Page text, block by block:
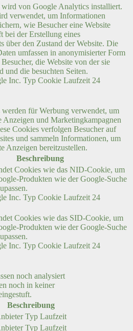
wird von Google Analytics installiert.
verwendet, um Informationen
wie Besucher eine Website
bei der Erstellung eines
über den Zustand der Website. Die
umfassen in anonymisierter Form
die Website von der sie
und die besuchten Seiten.
Inc. Typ Cookie Laufzeit 24
für Werbung verwendet, um
Anzeigen und Marketingkampagnen
Cookies verfolgen Besucher auf
und sammeln Informationen, um
Anzeigen bereitzustellen.
Beschreibung
Cookies wie das NID-Cookie, um
Produkten wie der Google-Suche
Inc. Typ Cookie Laufzeit 24
Cookies wie das SID-Cookie, um
Produkten wie der Google-Suche
Inc. Typ Cookie Laufzeit 24
noch analysiert
noch in keiner
Beschreibung
Typ Laufzeit
Typ Laufzeit